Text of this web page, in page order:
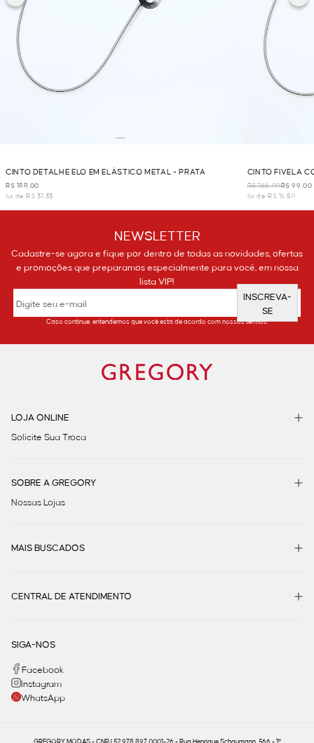
CINTO DETALHE ELO EM ELÁSTICO METAL - PRATA
R$ 188,00
6x de R$ 31,33
CINTO FIVELA
R$ 188,00R$ 99,00
6x de R$ 16,50
NEWSLETTER
Cadastre-se agora e fique por dentro de todas as novidades, ofertas
e promoções que preparamos especialmente para você, em nossa
lista VIP!
INSCREVA-
SE
Caso continue, entendemos que você está de acordo com nossos termos.
LOJA ONLINE
Solicite Sua Troca
SOBRE A GREGORY
Nossas Lojas
MAIS BUSCADOS
CENTRAL DE ATENDIMENTO
SIGA-NOS
Facebook
Instagram
WhatsApp
GREGORY MODAS - CNPJ 52.978.897.0001-26 - Rua Henrique Schaumann, 566 - 1º